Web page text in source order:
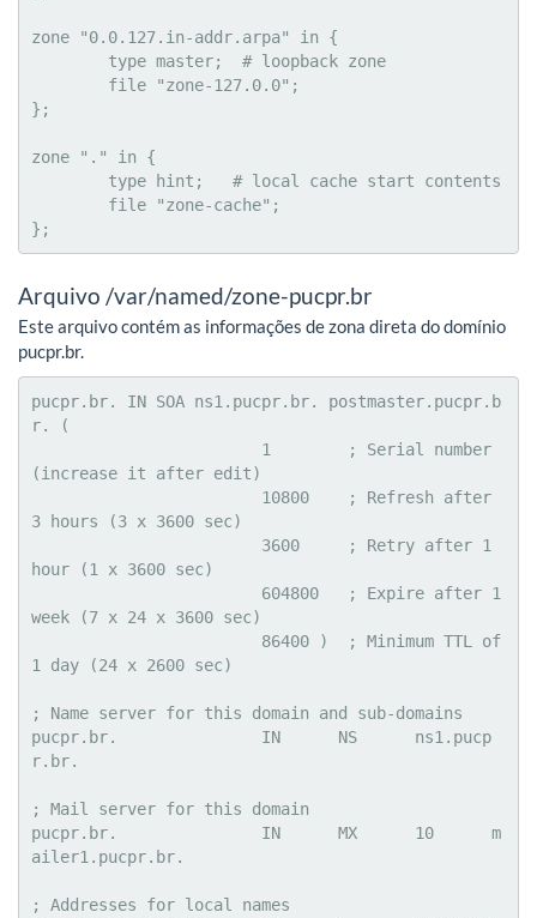
zone "0.0.127.in-addr.arpa" in {
};
zone "." in {
};
Arquivo /var/named/zone-pucpr.br
Este arquivo contém as informações de zona direta do domínio
pucpr.br.
pucpr.br. IN SOA ns1.pucpr.br. postmaster.pucpr.b
r. (
(increase it after edit)
3 hours (3 x 3600 sec)
hour (1 x 3600 sec)
week (7 x 24 x 3600 sec)
1 day (24 x 2600 sec)
; Name server for this domain and sub-domains
pucpr.br.		IN	NS	ns1.pucp
r.br.
; Mail server for this domain
pucpr.br.		IN	MX	10	m
ailer1.pucpr.br.
; Addresses for local names